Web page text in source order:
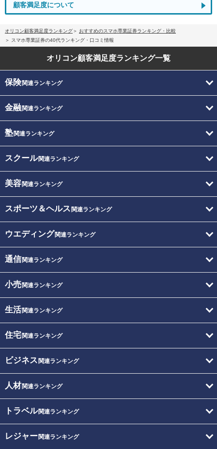
顧客満足度について
オリコン顧客満足度ランキング
おすすめのスマホ専業証券ランキング・比較
スマホ専業証券の40代ランキング・口コミ情報
オリコン顧客満足度ランキング一覧
保険関連ランキング
金融関連ランキング
塾関連ランキング
スクール関連ランキング
美容関連ランキング
スポーツ＆ヘルス 関連ランキング
ウエディング関連ランキング
通信関連ランキング
小売関連ランキング
生活関連ランキング
住宅関連ランキング
ビジネス 関連ランキング
人材関連ランキング
トラベル関連ランキング
レジャー関連ランキング